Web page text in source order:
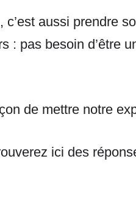
aussi prendre
: pas besoin d’être
de mettre notre
ici des